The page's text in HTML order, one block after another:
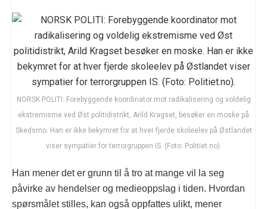
NORSK POLITI: Forebyggende koordinator mot radikalisering og voldelig
ekstremisme ved Øst politidistrikt, Arild Kragset, besøker en moske på
Skedsmo. Han er ikke bekymret for at hver fjerde skoleelev på Østlandet
viser sympatier for terrorgruppen IS. (Foto: Politiet.no).
Han mener det er grunn til å tro at mange vil la seg
påvirke av hendelser og medieoppslag i tiden. Hvordan
spørsmålet stilles, kan også oppfattes ulikt, mener